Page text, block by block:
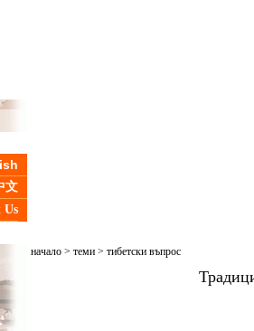
文
Us
начало> теми> тибетски въпрос